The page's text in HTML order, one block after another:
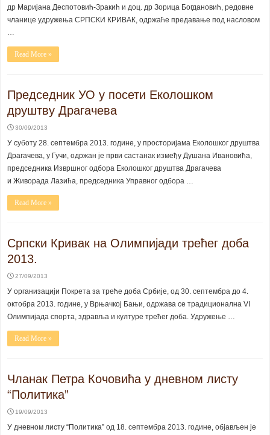
др Маријана Деспотовић-Зракић и доц. др Зорица Богдановић, редовне
чланице удружења СРПСКИ КРИВАК, одржаће предавање под насловом
…
Read More »
Председник УО у посети Еколошком
друштву Драгачева
30/09/2013
У суботу 28. септембра 2013. године, у просторијама Еколошког друштва
Драгачевa, у Гучи, одржан је први састанак између Душана Ивановића,
председника Извршног одбора Еколошког друштва Драгачева
и Живорада Лазића, председника Управног одбора …
Read More »
Српски Кривак на Олимпијади трећег доба
2013.
27/09/2013
У организацији Покрета за треће доба Србије, од 30. септембра до 4.
октобра 2013. године, у Врњачкој Бањи, одржава се традиционална VI
Олимпијада спорта, здравља и културе трећег доба. Удружење …
Read More »
Чланак Петра Кочовића у дневном листу
“Политика”
19/09/2013
У дневном листу “Политика” од 18. септембра 2013. године, објављен је